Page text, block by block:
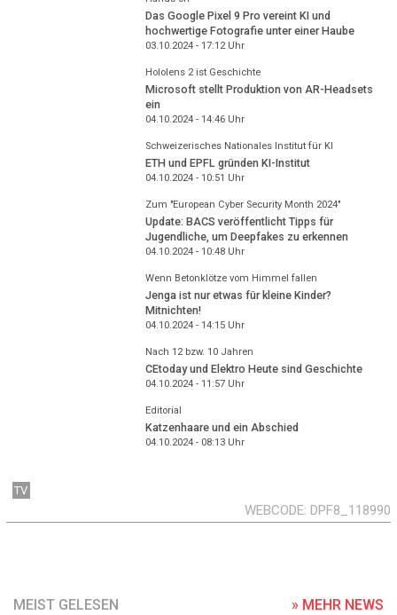
Das Google Pixel 9 Pro vereint KI und
hochwertige Fotografie unter einer Haube
03.10.2024 - 17:12Uhr
Hololens 2 ist Geschichte
Microsoft stellt Produktion von AR-Headsets
ein
04.10.2024 - 14:46Uhr
Schweizerisches Nationales Institut für KI
ETH und EPFL gründen KI-Institut
04.10.2024 - 10:51 Uhr
Zum "European Cyber Security Month 2024"
Update: BACS veröffentlicht Tipps für
Jugendliche, um Deepfakes zu erkennen
04.10.2024 - 10:48Uhr
Wenn Betonklötze vom Himmel fallen
Jenga ist nur etwas für kleine Kinder?
Mitnichten!
04.10.2024 - 14:15Uhr
Nach 12 bzw. 10 Jahren
CEtoday und Elektro Heute sind Geschichte
04.10.2024 - 11:57Uhr
Editorial
Katzenhaare und ein Abschied
04.10.2024 - 08:13Uhr
TV
WEBCODE DPF8_118990
MEIST GELESEN » MEHR NEWS